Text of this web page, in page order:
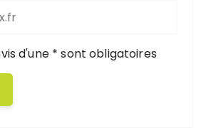
d'une * sont obligatoires